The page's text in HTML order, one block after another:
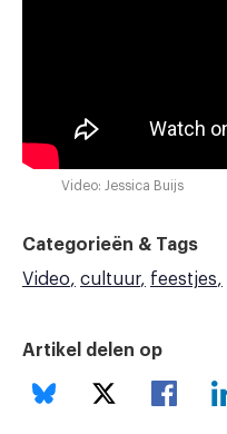
Video: Jessica Buijs
Categorieën & Tags
Video
cultuur feestjes
Artikel delen op